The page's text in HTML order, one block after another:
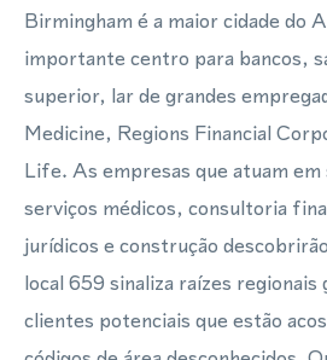
Birmingham é a maior cidade do
importante centro para bancos,
superior, lar de grandes
Medicine, Regions Financial
Life. As empresas que atuam
serviços médicos, consultoria
jurídicos e construção
local 659 sinaliza raízes regionais
clientes potenciais que estão